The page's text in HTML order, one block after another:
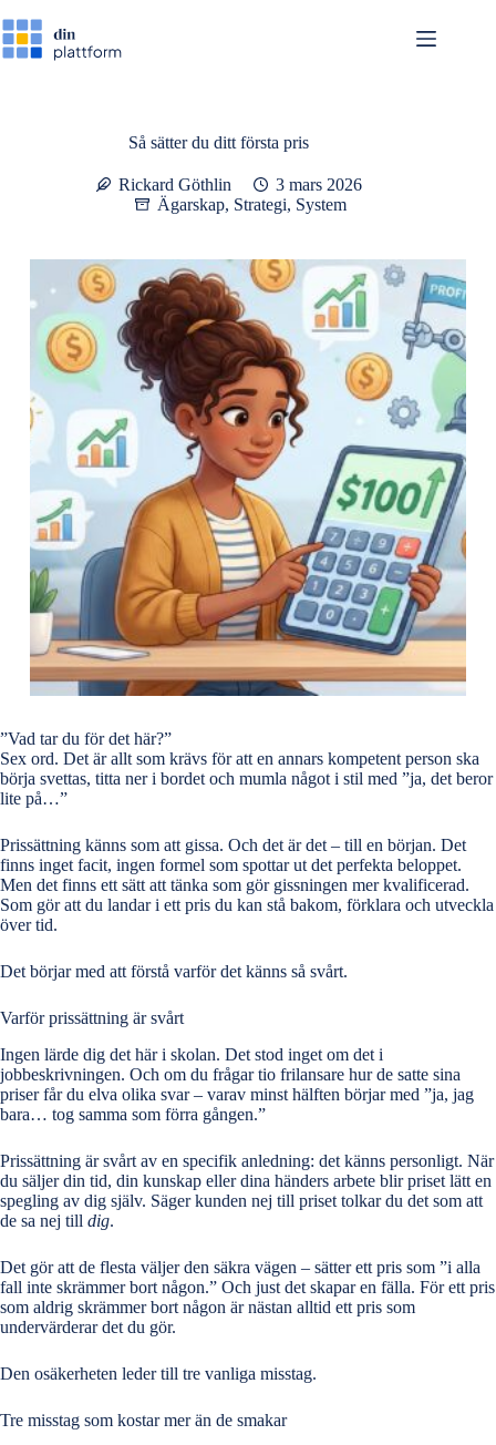
till
innehåll
Så sätter du ditt första pris
Rickard Göthlin
3 mars 2026
Ägarskap, Strategi, System
”Vad tar du för det här?”
Sex ord. Det är allt som krävs för att en annars kompetent person ska
börja svettas, titta ner i bordet och mumla något i stil med ”ja, det beror
lite på…”
Prissättning känns som att gissa. Och det är det – till en början. Det
finns inget facit, ingen formel som spottar ut det perfekta beloppet.
Men det finns ett sätt att tänka som gör gissningen mer kvalificerad.
Som gör att du landar i ett pris du kan stå bakom, förklara och utveckla
över tid.
Det börjar med att förstå varför det känns så svårt.
Varför prissättning är svårt
Ingen lärde dig det här i skolan. Det stod inget om det i
jobbeskrivningen. Och om du frågar tio frilansare hur de satte sina
priser får du elva olika svar – varav minst hälften börjar med ”ja, jag
bara… tog samma som förra gången.”
Prissättning är svårt av en specifik anledning: det känns personligt. När
du säljer din tid, din kunskap eller dina händers arbete blir priset lätt en
spegling av dig själv. Säger kunden nej till priset tolkar du det som att
de sa nej till dig.
Det gör att de flesta väljer den säkra vägen – sätter ett pris som ”i alla
fall inte skrämmer bort någon.” Och just det skapar en fälla. För ett pris
som aldrig skrämmer bort någon är nästan alltid ett pris som
undervärderar det du gör.
Den osäkerheten leder till tre vanliga misstag.
Tre misstag som kostar mer än de smakar